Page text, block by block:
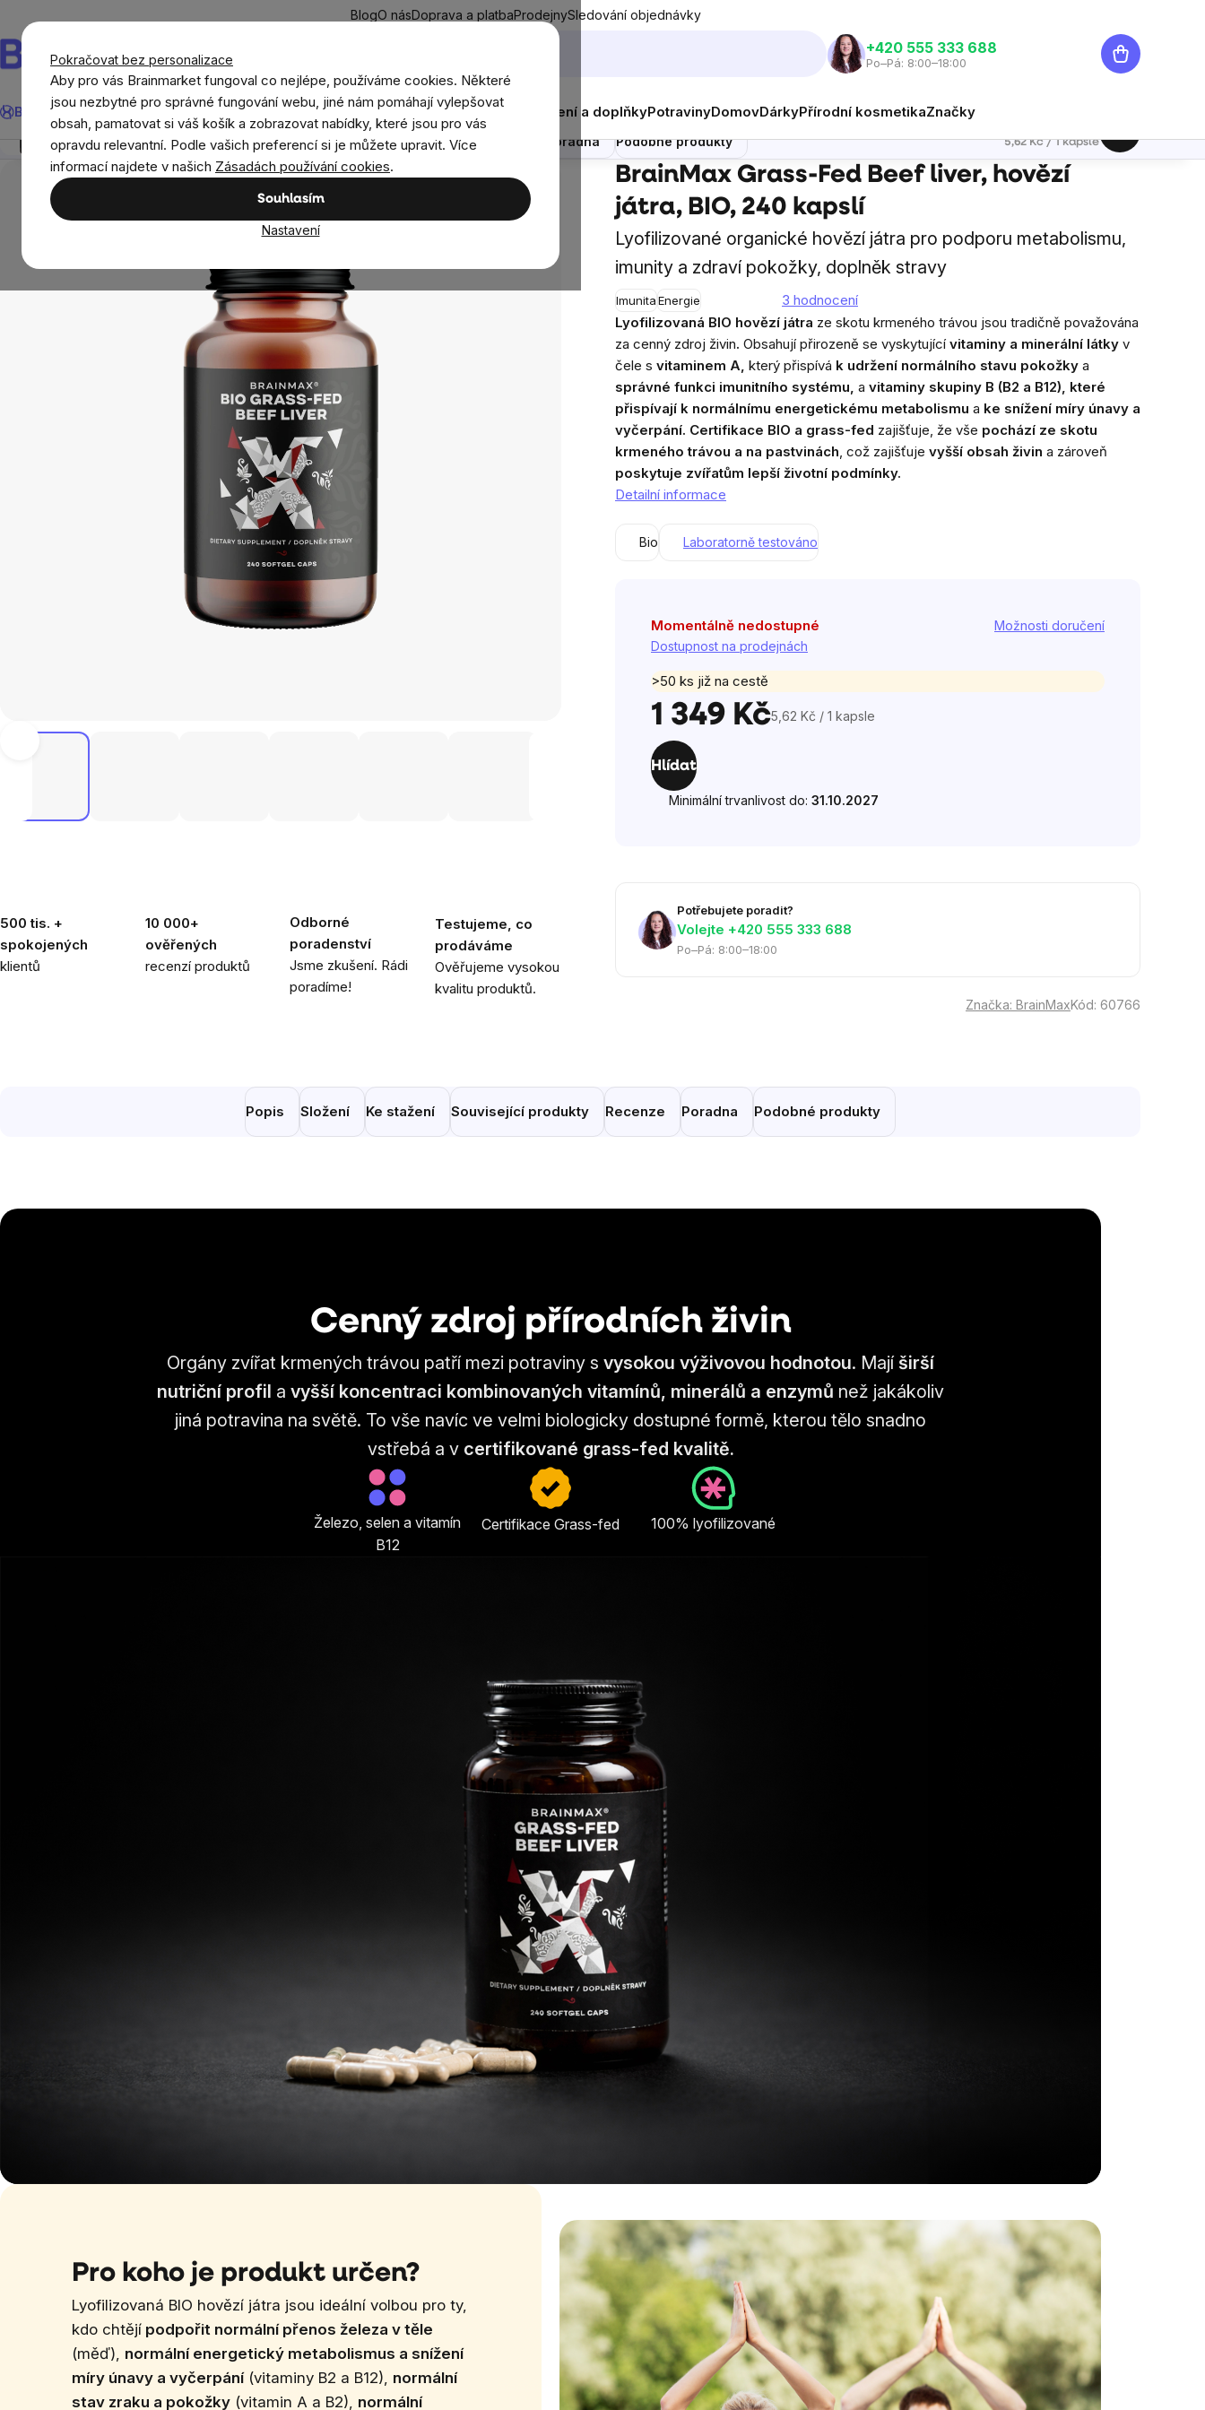
Pokračovat bez personalizace
Aby pro vás Brainmarket fungoval co nejlépe, používáme cookies. Některé
jsou nezbytné pro správné fungování webu, jiné nám pomáhají vylepšovat
obsah, pamatovat si váš košík a zobrazovat nabídky, které jsou pro vás
opravdu relevantní. Podle vašich preferencí si je můžete upravit. Více
informací najdete v našich Zásadách používání cookies.
Souhlasím
Nastavení
obsah
BlogO násDoprava a platbaProdejnySledování objednávky
Hledat
‭+420 555 333 688
Po–Pá: 8:00–18:00
Nákupní
košík
BrainMax® Léto Ušetři CíleDoplňky stravy a výživaNovinkyMužiŽenyDěti Oblečení a doplňkyPotravinyDomovDárkyPřírodní kosmetikaZnačky
BrainMax® BrainMax® doplňky stravy Hovězí orgány BrainMax Grass-Fed Beef liver, hovězí játra, BIO, 240 kapslí
BrainMax Grass-Fed Beef liver, hovězí
játra, BIO, 240 kapslí
Lyofilizované organické hovězí játra pro podporu metabolismu,
imunity a zdraví pokožky, doplněk stravy
ImunitaEnergie
hodnocení
produktu
je
5,0
z
5
hvězdiček.
3 hodnocení
500 tis. +
spokojených
klientů
10 000+
ověřených
recenzí produktů
Odborné
poradenství
Jsme zkušení. Rádi
poradíme!
Testujeme, co
prodáváme
Ověřujeme vysokou
kvalitu produktů.
Lyofilizovaná BIO hovězí játra ze skotu krmeného trávou jsou tradičně považována
za cenný zdroj živin. Obsahují přirozeně se vyskytující vitaminy a minerální látky v
čele s vitaminem A, který přispívá k udržení normálního stavu pokožky a
správné funkci imunitního systému, a vitaminy skupiny B (B2 a B12), které
přispívají k normálnímu energetickému metabolismu a ke snížení míry únavy a
vyčerpání. Certifikace BIO a grass-fed zajišťuje, že vše pochází ze skotu
krmeného trávou a na pastvinách, což zajišťuje vyšší obsah živin a zároveň
poskytuje zvířatům lepší životní podmínky.
Detailní informace
Bio Laboratorně testováno
Momentálně nedostupné
Dostupnost na prodejnách
Možnosti doručení
>50 ks již na cestě
1 349 KčMěrná
5,62 Kč / 1 kapsle
Hlídat
Minimální trvanlivost do: 31.10.2027
Potřebujete poradit?
Volejte ‭+420 555 333 688
Po–Pá: 8:00–18:00
Značka: BrainMaxKód: 60766
Popis Složení Ke stažení Související produkty Recenze Poradna Podobné produkty
BrainMax Grass-Fed Beef liver, hovězí játra, BIO, 240 kapslí
Přehled Popis Složení Ke stažení Související produkty Recenze Poradna Podobné produkty Měrná cena:
5,62 Kč / 1 kapsle
Cenný zdroj přírodních živin
Orgány zvířat krmených trávou patří mezi potraviny s vysokou výživovou hodnotou. Mají širší
nutriční profil a vyšší koncentraci kombinovaných vitamínů, minerálů a enzymů než jakákoliv
jiná potravina na světě. To vše navíc ve velmi biologicky dostupné formě, kterou tělo snadno
vstřebá a v certifikované grass-fed kvalitě.
Železo, selen a vitamín
B12
Certifikace Grass-fed 100% lyofilizované
Pro koho je produkt určen?
Lyofilizovaná BIO hovězí játra jsou ideální volbou pro ty,
kdo chtějí podpořit normální přenos železa v těle
(měď), normální energetický metabolismus a snížení
míry únavy a vyčerpání(vitaminy B2 a B12), normální
stav zraku a pokožky (vitamin A a B2), normální